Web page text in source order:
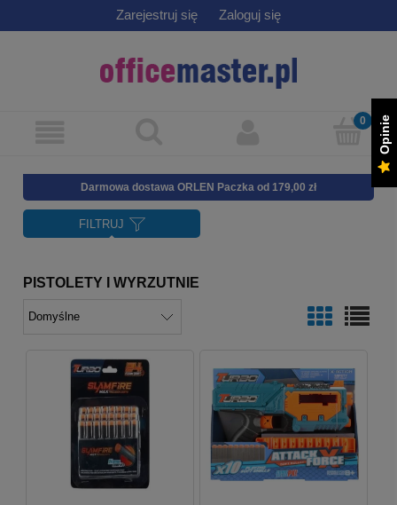
Zarejestruj się Zaloguj się
Darmowa dostawa ORLEN Paczka od 179,00 zł
FILTRUJ
PISTOLETY I WYRZUTNIE
Opinie